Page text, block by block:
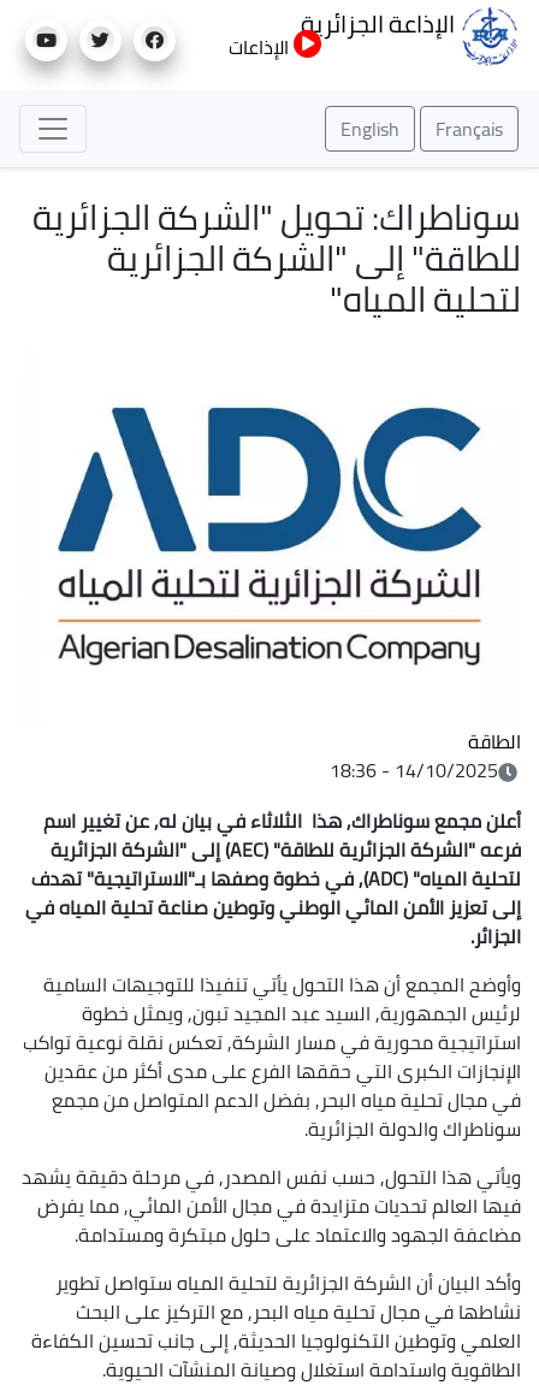
إلى
الإذاعة الجزائرية
الإذاعات
Français
English
سوناطراك: تحويل "الشركة الجزائرية
للطاقة" إلى "الشركة الجزائرية
لتحلية المياه"
الطاقة
14/10/2025 - 18:36
أعلن مجمع سوناطراك, هذا الثلاثاء في بيان له, عن تغيير اسم
فرعه "الشركة الجزائرية للطاقة" (AEC) إلى "الشركة الجزائرية
لتحلية المياه" (ADC), في خطوة وصفها بـ"الاستراتيجية" تهدف
إلى تعزيز الأمن المائي الوطني وتوطين صناعة تحلية المياه في
الجزائر.
وأوضح المجمع أن هذا التحول يأتي تنفيذا للتوجيهات السامية
لرئيس الجمهورية, السيد عبد المجيد تبون, ويمثل خطوة
استراتيجية محورية في مسار الشركة, تعكس نقلة نوعية تواكب
الإنجازات الكبرى التي حققها الفرع على مدى أكثر من عقدين
في مجال تحلية مياه البحر, بفضل الدعم المتواصل من مجمع
سوناطراك والدولة الجزائرية.
ويأتي هذا التحول, حسب نفس المصدر, في مرحلة دقيقة يشهد
فيها العالم تحديات متزايدة في مجال الأمن المائي, مما يفرض
مضاعفة الجهود والاعتماد على حلول مبتكرة ومستدامة.
وأكد البيان أن الشركة الجزائرية لتحلية المياه ستواصل تطوير
نشاطها في مجال تحلية مياه البحر, مع التركيز على البحث
العلمي وتوطين التكنولوجيا الحديثة, إلى جانب تحسين الكفاءة
الطاقوية واستدامة استغلال وصيانة المنشآت الحيوية.